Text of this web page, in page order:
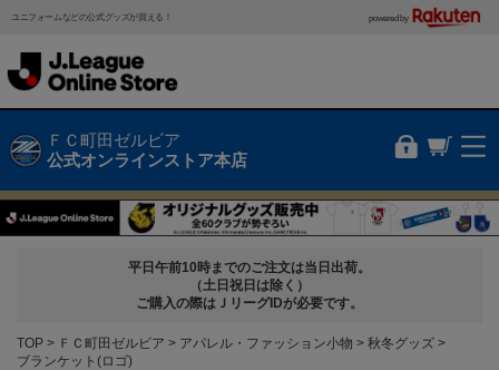
ユニフォームなどの公式グッズが買える！ powered by
ＦＣ町田ゼルビア
公式オンラインストア本店
平日午前10時までのご注文は当日出荷。
（土日祝日は除く）
ご購入の際はＪリーグIDが必要です。
TOP ＦＣ町田ゼルビア アパレル・ファッション小物
秋冬グッズ
ブランケット(ロゴ)